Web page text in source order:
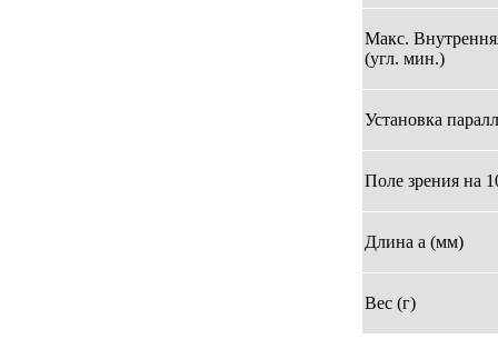
Макс.
(угл. мин.)
Установка
Поле зрения на
Длина а (мм)
Вес (г)